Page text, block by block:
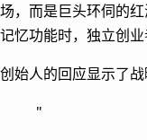
场，而是巨头环伺的
记忆功能时，独立创业
创始人的回应显示了战
"